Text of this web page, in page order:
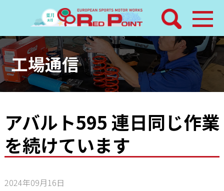
検索
ホーム
トピックス
レッドポイントパーツ
工場通信
アバルト595 連日同じ作業
を続けています
2024年09月16日